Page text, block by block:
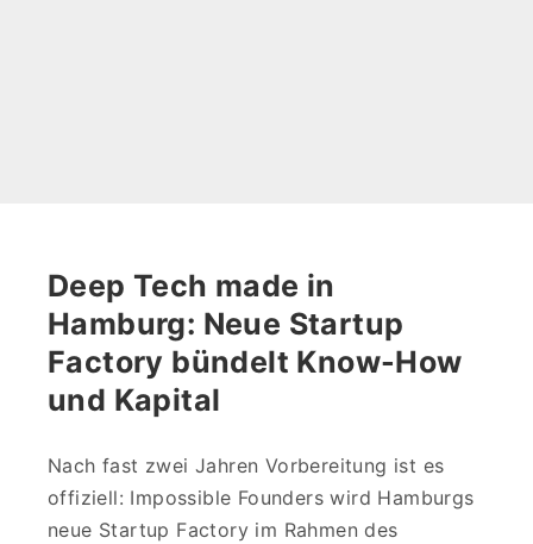
Deep Tech made in
Hamburg: Neue Startup
Factory bündelt Know-How
und Kapital
Nach fast zwei Jahren Vorbereitung ist es
offiziell: Impossible Founders wird Hamburgs
neue Startup Factory im Rahmen des